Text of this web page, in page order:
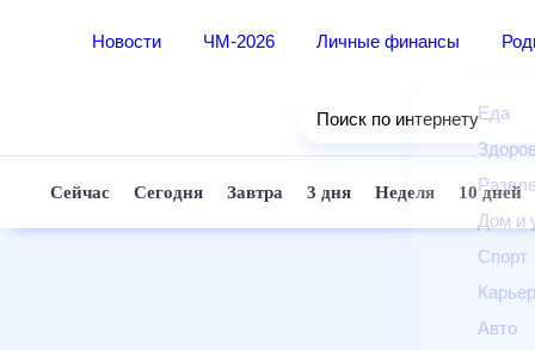
Новости ЧМ-2026 Личные финансы
Еда
Дом
Спорт
Авто
Поиск по интернету
Сейчас Сегодня Завтра 3 дня Неделя 10